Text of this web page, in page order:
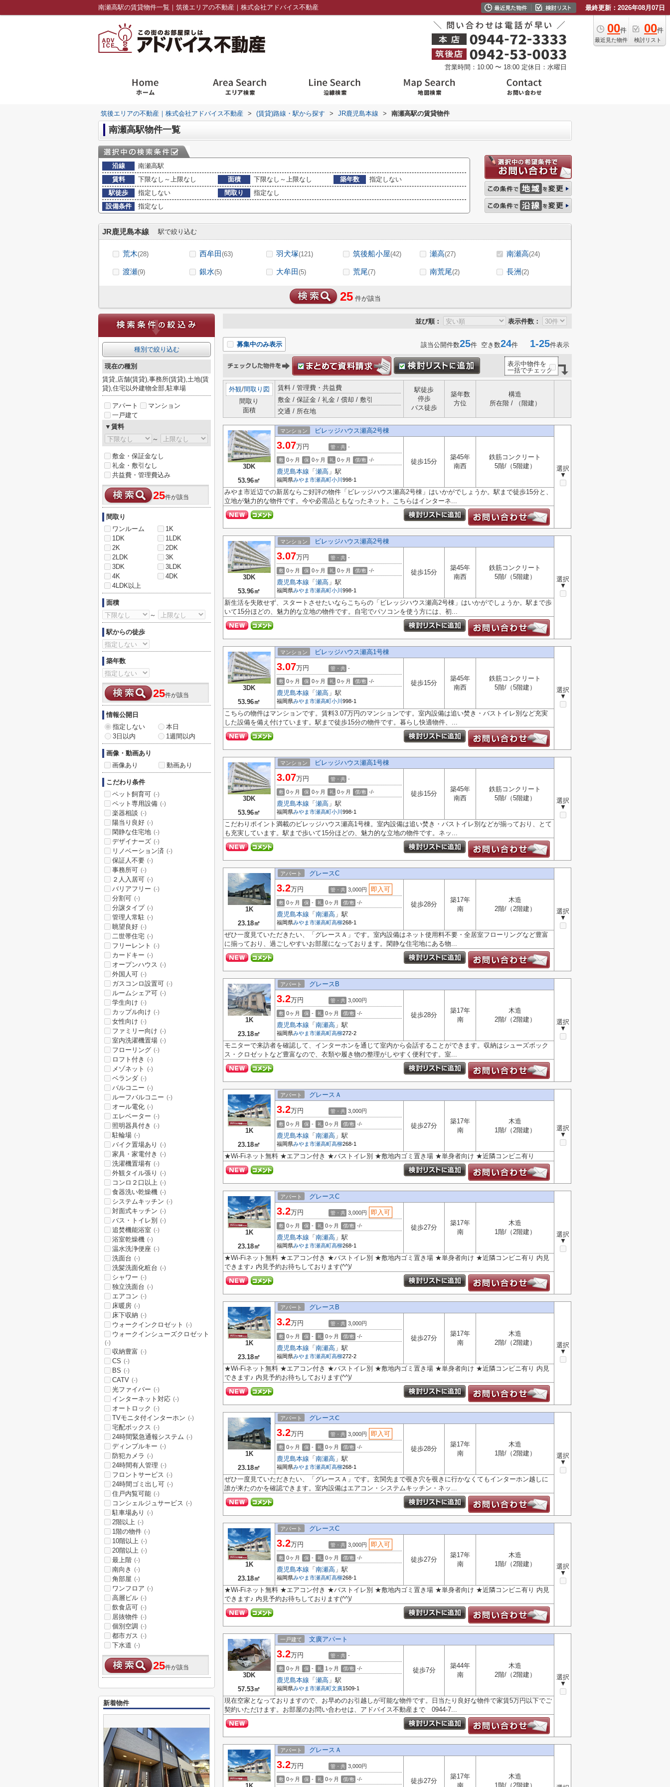
南瀬高駅の賃貸物件一覧｜筑後エリアの不動産｜株式会社アドバイス不動産 最終更新：2026年08月07日
00件
最近見た物件
00件
検討リスト
営業時間：10:00 〜 18:00 定休日：水曜日
筑後エリアの不動産｜株式会社アドバイス不動産 > (賃貸)路線・駅から探す > JR鹿児島本線 > 南瀬高駅の賃貸物件
南瀬高駅物件一覧
沿線
南瀬高駅
賃料
下限なし～上限なし 面積 下限なし～上限なし 築年数
指定しない
駅徒歩
指定しない 間取り
指定なし
設備条件
指定なし
JR鹿児島本線 駅で絞り込む
荒木(28) 西牟田(63) 羽犬塚(121) 筑後船小屋(42) 瀬高(27) 南瀬高(24)
渡瀬(9) 銀水(5) 大牟田(5) 荒尾(7) 南荒尾(2) 長洲 (2)
25 件が該当
並び順： 表示件数：
募集中のみ表示 該当公開件数25件 空き数24件 1-25件表示
表示中物件を
一括でチェック
外観/間取り図
間取り
面積
賃料 / 管理費・共益費
敷金 / 保証金 / 礼金 / 償却 / 敷引
交通 / 所在地
駅徒歩
停歩
バス徒歩
築年数
方位
構造
所在階 / （階建）
3DK
53.96㎡
マンション ビレッジハウス瀬高2号棟
選択
▼
3.07万円 管・共 -
敷 0ヶ月 保 0ヶ月 礼 0ヶ月 償/敷 -/-
鹿児島本線 「 瀬高 」駅
福岡県みやま市瀬高町小川 998-1
徒歩15分
築45年
南西
鉄筋コンクリート
5階/（5階建）
みやま市近辺での新居ならご好評の物件「ビレッジハウス瀬高2号棟」はいかがでしょうか。駅まで徒歩15分と、
立地が魅力的な物件です。今や必需品ともなったネット。こちらはインターネ...
3DK
53.96㎡
マンション ビレッジハウス瀬高2号棟
選択
▼
3.07万円 管・共 -
敷 0ヶ月 保 0ヶ月 礼 0ヶ月 償/敷 -/-
鹿児島本線 「 瀬高 」駅
福岡県みやま市瀬高町小川 998-1
徒歩15分
築45年
南西
鉄筋コンクリート
5階/（5階建）
新生活を失敗せず、スタートさせたいならこちらの「ビレッジハウス瀬高2号棟」はいかがでしょうか。駅まで歩
いて15分ほどの、魅力的な立地の物件です。自宅でパソコンを使う方には、初...
3DK
53.96㎡
マンション ビレッジハウス瀬高1号棟
選択
▼
3.07万円 管・共 -
敷 0ヶ月 保 0ヶ月 礼 0ヶ月 償/敷 -/-
鹿児島本線 「 瀬高 」駅
福岡県みやま市瀬高町小川 998-1
徒歩15分
築45年
南西
鉄筋コンクリート
5階/（5階建）
こちらの物件はマンションです。賃料3.07万円のマンションです。室内設備は追い焚き・バストイレ別など充実
した設備を備え付けています。駅まで徒歩15分の物件です。暮らし快適物件、...
3DK
53.96㎡
マンション ビレッジハウス瀬高1号棟
選択
▼
3.07万円 管・共 -
敷 0ヶ月 保 0ヶ月 礼 0ヶ月 償/敷 -/-
鹿児島本線 「 瀬高 」駅
福岡県みやま市瀬高町小川 998-1
徒歩15分
築45年
南西
鉄筋コンクリート
5階/（5階建）
こだわりポイント満載のビレッジハウス瀬高1号棟。室内設備は追い焚き・バストイレ別などが揃っており、とて
も充実しています。駅まで歩いて15分ほどの、魅力的な立地の物件です。ネッ...
1K
23.18㎡
アパート グレースC
選択
▼
3.2万円 管・共 3,000円 即入可
敷 0ヶ月 保 - 礼 0ヶ月 償/敷 -/-
鹿児島本線 「 南瀬高 」駅
福岡県みやま市瀬高町高柳268-1
徒歩28分
築17年
南
木造
2階/（2階建）
ぜひ一度見ていただきたい、「グレースＡ」です。室内設備はネット使用料不要・全居室フローリングなど豊富
に揃っており、過ごしやすいお部屋になっております。閑静な住宅地にある物...
1K
23.18㎡
アパート グレースB
選択
▼
3.2万円 管・共 3,000円
敷 0ヶ月 保 - 礼 0ヶ月 償/敷 -/-
鹿児島本線 「 南瀬高 」駅
福岡県みやま市瀬高町高柳272-2
徒歩28分
築17年
南
木造
2階/（2階建）
モニターで来訪者を確認して、インターホンを通じて室内から会話することができます。収納はシューズボック
ス・クロゼットなど豊富なので、衣類や履き物の整理がしやすく便利です。室...
1K
23.18㎡
アパート グレースＡ
選択
▼
3.2万円 管・共 3,000円
敷 0ヶ月 保 - 礼 0ヶ月 償/敷 -/-
鹿児島本線 「 南瀬高 」駅
福岡県みやま市瀬高町高柳268-1
徒歩27分
築17年
南
木造
1階/（2階建）
★Wi-Fiネット無料 ★エアコン付き ★バストイレ別 ★敷地内ゴミ置き場 ★単身者向け ★近隣コンビニ有り
1K
23.18㎡
アパート グレースC
選択
▼
3.2万円 管・共 3,000円 即入可
敷 0ヶ月 保 - 礼 0ヶ月 償/敷 -/-
鹿児島本線 「 南瀬高 」駅
福岡県みやま市瀬高町高柳268-1
徒歩27分
築17年
南
木造
1階/（2階建）
★Wi-Fiネット無料 ★エアコン付き ★バストイレ別 ★敷地内ゴミ置き場 ★単身者向け ★近隣コンビニ有り 内見
できます♪ 内見予約お待ちしております(^^)/
1K
23.18㎡
アパート グレースB
選択
▼
3.2万円 管・共 3,000円
敷 0ヶ月 保 - 礼 0ヶ月 償/敷 -/-
鹿児島本線 「 南瀬高 」駅
福岡県みやま市瀬高町高柳272-2
徒歩27分
築17年
南
木造
2階/（2階建）
★Wi-Fiネット無料 ★エアコン付き ★バストイレ別 ★敷地内ゴミ置き場 ★単身者向け ★近隣コンビニ有り 内見
できます♪ 内見予約お待ちしております(^^)/
1K
23.18㎡
アパート グレースⅭ
選択
▼
3.2万円 管・共 3,000円 即入可
敷 0ヶ月 保 - 礼 0ヶ月 償/敷 -/-
鹿児島本線 「 南瀬高 」駅
福岡県みやま市瀬高町高柳268-1
徒歩28分
築17年
南
木造
1階/（2階建）
ぜひ一度見ていただきたい、「グレースＡ」です。玄関先まで覗き穴を覗きに行かなくてもインターホン越しに
誰が来たのかを確認できます。室内設備はエアコン・システムキッチン・ネッ...
1K
23.18㎡
アパート グレースC
選択
▼
3.2万円 管・共 3,000円 即入可
敷 0ヶ月 保 - 礼 0ヶ月 償/敷 -/-
鹿児島本線 「 南瀬高 」駅
福岡県みやま市瀬高町高柳268-1
徒歩27分
築17年
南
木造
1階/（2階建）
★Wi-Fiネット無料 ★エアコン付き ★バストイレ別 ★敷地内ゴミ置き場 ★単身者向け ★近隣コンビニ有り 内見
できます♪ 内見予約お待ちしております(^^)/
3DK
57.53㎡
一戸建て 文廣アパート
選択
▼
3.2万円 管・共 -
敷 0ヶ月 保 - 礼 1ヶ月 償/敷 -/-
鹿児島本線 「 瀬高 」駅
福岡県みやま市瀬高町文廣1509-1
徒歩7分
築44年
南
木造
2階/（2階建）
現在空家となっておりますので、お早めのお引越しが可能な物件です。日当たり良好な物件で家賃5万円以下でご
契約いただけます。お部屋のお問い合わせは、アドバイス不動産まで 0944-7...
アパート グレースＡ
3.2万円 管・共 3,000円
敷 0ヶ月 保 - 礼 0ヶ月 償/敷 -/- 徒歩27分
築17年
南
木造
1階/（2階建）
種別で絞り込む
現在の種別
賃貸,店舗(賃貸),事務所(賃貸),土地(賃
貸),住宅以外建物全部,駐車場
アパート
マンション
一戸建て
▼賃料
～
敷金・保証金なし
礼金・敷引なし
共益費・管理費込み
25件が該当
間取り
ワンルーム
1K
1DK
1LDK
2K
2DK
2LDK
3K
3DK
3LDK
4K
4DK
4LDK以上
面積
～
駅からの徒歩
築年数
25件が該当
情報公開日
指定しない
本日
3日以内
1週間以内
画像・動画あり
画像あり
動画あり
こだわり条件
ペット飼育可 (-)
ペット専用設備 (-)
楽器相談 (-)
陽当り良好 (-)
閑静な住宅地 (-)
デザイナーズ (-)
リノベーション済 (-)
保証人不要 (-)
事務所可 (-)
２人入居可 (-)
バリアフリー (-)
分割可 (-)
分譲タイプ (-)
管理人常駐 (-)
眺望良好 (-)
二世帯住宅 (-)
フリーレント (-)
カードキー (-)
オープンハウス (-)
外国人可 (-)
ガスコンロ設置可 (-)
ルームシェア可 (-)
学生向け (-)
カップル向け (-)
女性向け (-)
ファミリー向け (-)
室内洗濯機置場 (-)
フローリング (-)
ロフト付き (-)
メゾネット (-)
ベランダ (-)
バルコニー (-)
ルーフバルコニー (-)
オール電化 (-)
エレベーター (-)
照明器具付き (-)
駐輪場 (-)
バイク置場あり (-)
家具・家電付き (-)
洗濯機置場有 (-)
外観タイル張り (-)
コンロ２口以上 (-)
食器洗い乾燥機 (-)
システムキッチン (-)
対面式キッチン (-)
バス・トイレ別 (-)
追焚機能浴室 (-)
浴室乾燥機 (-)
温水洗浄便座 (-)
洗面台 (-)
洗髪洗面化粧台 (-)
シャワー (-)
独立洗面台 (-)
エアコン (-)
床暖房 (-)
床下収納 (-)
ウォークインクロゼット (-)
ウォークインシューズクロゼット
(-)
収納豊富 (-)
CS (-)
BS (-)
CATV (-)
光ファイバー (-)
インターネット対応 (-)
オートロック (-)
TVモニタ付インターホン (-)
宅配ボックス (-)
24時間緊急通報システム (-)
ディンプルキー (-)
防犯カメラ (-)
24時間有人管理 (-)
フロントサービス (-)
24時間ゴミ出し可 (-)
住戸内覧可能 (-)
コンシェルジュサービス (-)
駐車場あり (-)
2階以上 (-)
1階の物件 (-)
10階以上 (-)
20階以上 (-)
最上階 (-)
南向き (-)
角部屋 (-)
ワンフロア (-)
高層ビル (-)
飲食店可 (-)
居抜物件 (-)
個別空調 (-)
都市ガス (-)
下水道 (-)
25件が該当
新着物件